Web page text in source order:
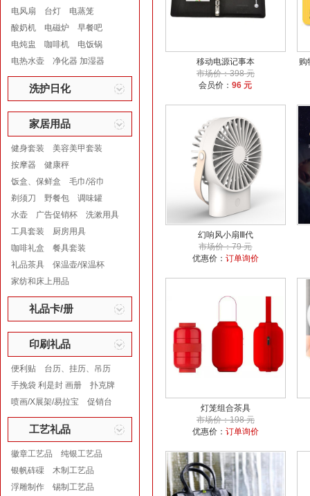
电风扇
台灯
电蒸笼
酸奶机
电磁炉
早餐吧
电炖盅
咖啡机
电饭锅
电热水壶
净化器 加湿器
洗护日化
家居用品
健身套装
美容美甲套装
按摩器
健康秤
饭盒、保鲜盒
毛巾/浴巾
剃须刀
野餐包
调味罐
水壶
广告促销杯
洗漱用具
工具套装
厨房用具
咖啡礼盒
餐具套装
礼品茶具
保温壶/保温杯
家纺和床上用品
礼品卡/册
印刷礼品
便利贴
台历、挂历、吊历
手挽袋 利是封 画册
扑克牌
喷画/X展架/易拉宝
促销台
工艺礼品
徽章工艺品
纯银工艺品
银帆砗磲
木制工艺品
浮雕制作
锡制工艺品
移动电源记事本
市场价：398 元
会员价：96 元
购
幻响风小扇Ⅲ代
市场价：79 元
优惠价： 订单询价
灯笼组合茶具
市场价：198 元
优惠价： 订单询价